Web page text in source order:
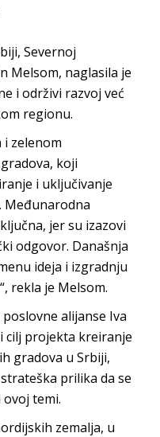
Severnoj
Melsom, naglasila je
i održivi razvoj već
regionu.
i zelenom
koji
i uključivanje
Međunarodna
jer su izazovi
odgovor. Današnja
ideja i izgradnju
rekla je Melsom.
alijanse Iva
cilj projekta kreiranje
gradova u Srbiji,
prilika da se
temi.
zemalja, u